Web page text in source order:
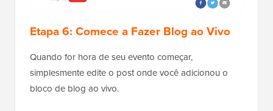
Etapa 6: Comece a Fazer Blog ao Vivo
Quando for hora de seu evento começar,
simplesmente edite o post onde você adicionou o
bloco de blog ao vivo.